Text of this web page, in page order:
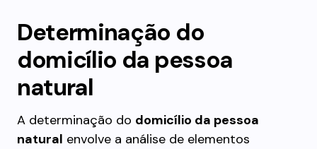
Determinação do
domicílio da pessoa
natural
A determinação do domicílio da pessoa
natural envolve a análise de elementos